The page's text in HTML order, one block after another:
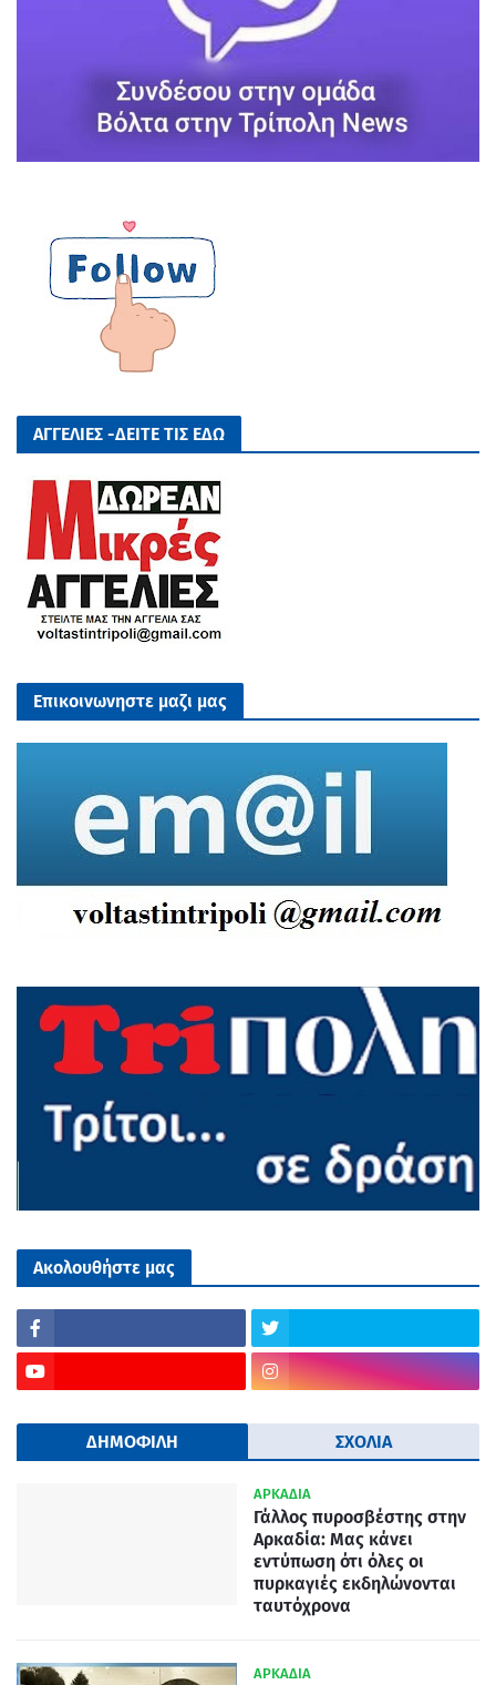
ΑΓΓΕΛΙΕΣ -ΔΕΙΤΕ ΤΙΣ ΕΔΩ
Επικοινωνηστε μαζι μας
Ακολουθήστε μας
ΔΗΜΟΦΙΛΗ ΣΧΟΛΙΑ
ΑΡΚΑΔΙΑ
Γάλλος πυροσβέστης στην
Αρκαδία: Μας κάνει
εντύπωση ότι όλες οι
πυρκαγιές εκδηλώνονται
ταυτόχρονα
ΑΡΚΑΔΙΑ